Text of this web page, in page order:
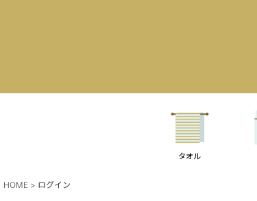
タオル
HOME ログイン